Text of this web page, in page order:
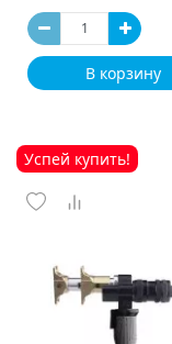
В корзину
Успей купить!